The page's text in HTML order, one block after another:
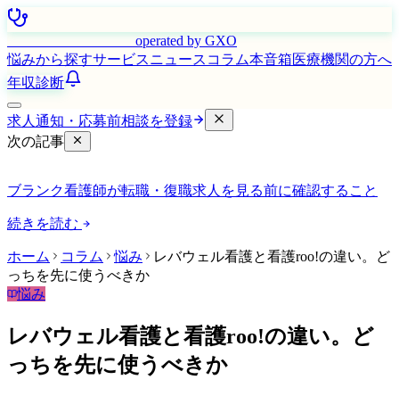
operated by GXO
悩みから探すサービスニュース コラム本音箱医療機関の方へ
年収診断
求人通知・応募前相談を登録
次の記事
ブランク看護師が転職・復職求人を見る前に確認すること
続きを読む
ホーム コラム 悩み
レバウェル看護と看護roo!の違い。ど
っちを先に使うべきか
悩み
レバウェル看護と看護roo!の違い。ど
っちを先に使うべきか